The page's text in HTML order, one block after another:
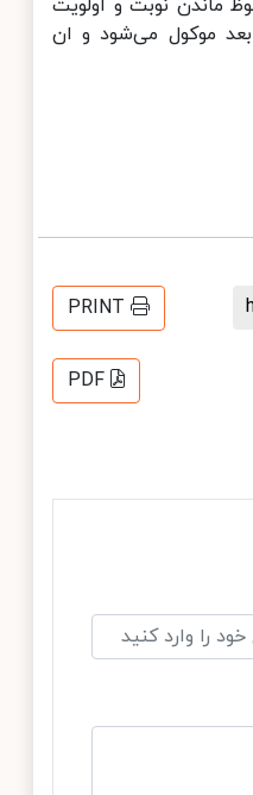
ماندن نوبت و اولویت
موکول می‌شود و ان
PRINT
PDF